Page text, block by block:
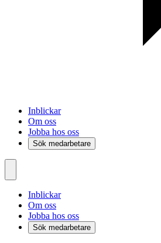
Inblickar
Om oss
Jobba hos oss
Sök medarbetare
Inblickar
Om oss
Jobba hos oss
Sök medarbetare